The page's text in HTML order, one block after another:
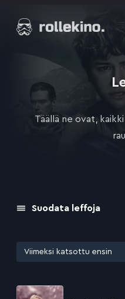
suoraan
Elokuvat ja elokuva-arviot | Rollekino.fi
lopputekstien
Täällä ne ovat,
Suodata leffoja